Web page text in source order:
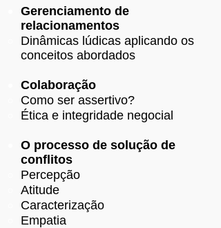
Gerenciamento de
relacionamentos
Dinâmicas lúdicas aplicando os
conceitos abordados
Colaboração
Como ser assertivo?
Ética e integridade negocial
O processo de solução de
conflitos
Percepção
Atitude
Caracterização
Empatia